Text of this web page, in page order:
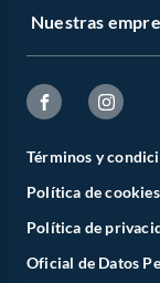
Nuestras
Términos y
Política de cookies
Política de
Oficial de Datos